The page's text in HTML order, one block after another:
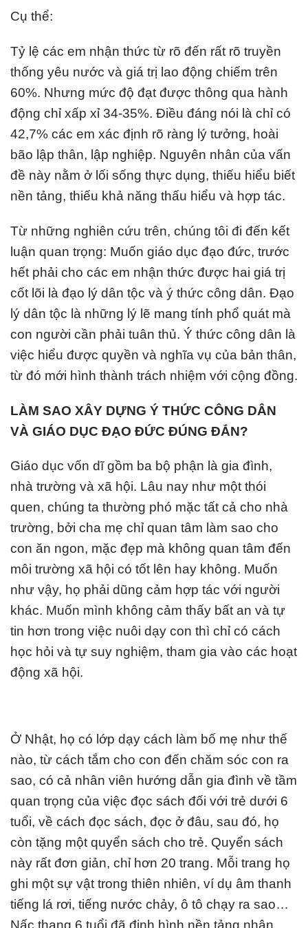
Cụ thể:
Tỷ lệ các em nhận thức từ rõ đến rất rõ truyền
thống yêu nước và giá trị lao động chiếm trên
60%. Nhưng mức độ đạt được thông qua hành
động chỉ xấp xỉ 34-35%. Điều đáng nói là chỉ có
42,7% các em xác định rõ ràng lý tưởng, hoài
bão lập thân, lập nghiệp. Nguyên nhân của vấn
đề này nằm ở lối sống thực dụng, thiếu hiểu biết
nền tảng, thiếu khả năng thấu hiểu và hợp tác.
Từ những nghiên cứu trên, chúng tôi đi đến kết
luận quan trọng: Muốn giáo dục đạo đức, trước
hết phải cho các em nhận thức được hai giá trị
cốt lõi là đạo lý dân tộc và ý thức công dân. Đạo
lý dân tộc là những lý lẽ mang tính phổ quát mà
con người cần phải tuân thủ. Ý thức công dân là
việc hiểu được quyền và nghĩa vụ của bản thân,
từ đó mới hình thành trách nhiệm với cộng đồng.
LÀM SAO XÂY DỰNG Ý THỨC CÔNG DÂN
VÀ GIÁO DỤC ĐẠO ĐỨC ĐÚNG ĐẮN?
Giáo dục vốn dĩ gồm ba bộ phận là gia đình,
nhà trường và xã hội. Lâu nay như một thói
quen, chúng ta thường phó mặc tất cả cho nhà
trường, bởi cha mẹ chỉ quan tâm làm sao cho
con ăn ngon, mặc đẹp mà không quan tâm đến
môi trường xã hội có tốt lên hay không. Muốn
như vậy, họ phải dũng cảm hợp tác với người
khác. Muốn mình không cảm thấy bất an và tự
tin hơn trong việc nuôi dạy con thì chỉ có cách
học hỏi và tự suy nghiệm, tham gia vào các hoạt
động xã hội.
Ở Nhật, họ có lớp dạy cách làm bố mẹ như thế
nào, từ cách tắm cho con đến chăm sóc con ra
sao, có cả nhân viên hướng dẫn gia đình về tầm
quan trọng của việc đọc sách đối với trẻ dưới 6
tuổi, về cách đọc sách, đọc ở đâu, sau đó, họ
còn tặng một quyển sách cho trẻ. Quyển sách
này rất đơn giản, chỉ hơn 20 trang. Mỗi trang họ
ghi một sự vật trong thiên nhiên, ví dụ âm thanh
tiếng lá rơi, tiếng nước chảy, ô tô chạy ra sao…
Nấc thang 6 tuổi đã định hình nền tảng nhân